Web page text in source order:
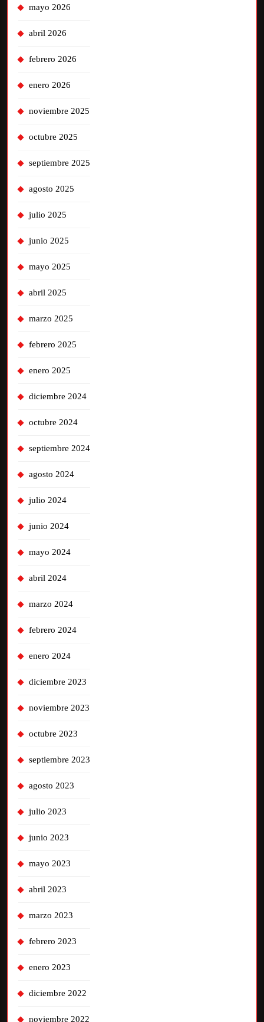
mayo 2026
abril 2026
febrero 2026
enero 2026
noviembre 2025
octubre 2025
septiembre 2025
agosto 2025
julio 2025
junio 2025
mayo 2025
abril 2025
marzo 2025
febrero 2025
enero 2025
diciembre 2024
octubre 2024
septiembre 2024
agosto 2024
julio 2024
junio 2024
mayo 2024
abril 2024
marzo 2024
febrero 2024
enero 2024
diciembre 2023
noviembre 2023
octubre 2023
septiembre 2023
agosto 2023
julio 2023
junio 2023
mayo 2023
abril 2023
marzo 2023
febrero 2023
enero 2023
diciembre 2022
noviembre 2022